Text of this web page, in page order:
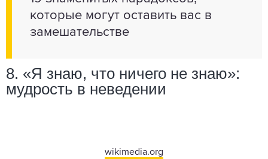
которые могут оставить вас в
замешательстве
8. «Я знаю, что ничего не знаю»:
мудрость в неведении
wikimedia.org